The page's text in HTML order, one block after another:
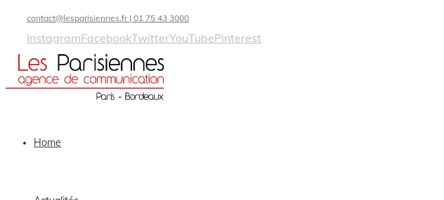
contact@lesparisiennes.fr | 01 75 43 3000
InstagramFacebookTwitterYouTubePinterest
Home